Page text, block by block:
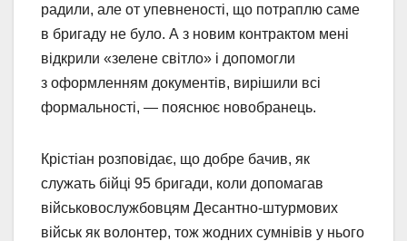
радили, але от упевненості, що потраплю саме
в бригаду не було. А з новим контрактом мені
відкрили «зелене світло» і допомогли
з оформленням документів, вирішили всі
формальності, — пояснює новобранець.
Крістіан розповідає, що добре бачив, як
служать бійці 95 бригади, коли допомагав
військовослужбовцям Десантно-штурмових
військ як волонтер, тож жодних сумнівів у нього